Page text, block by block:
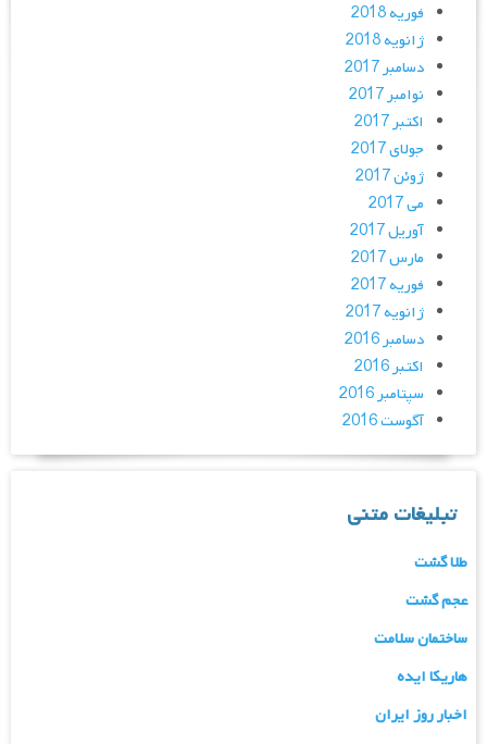
فوریه 2018
ژانویه 2018
دسامبر 2017
نوامبر 2017
اکتبر 2017
جولای 2017
ژوئن 2017
می 2017
آوریل 2017
مارس 2017
فوریه 2017
ژانویه 2017
دسامبر 2016
اکتبر 2016
سپتامبر 2016
آگوست 2016
تبلیغات متنی
طلا گشت
عجم گشت
ساختمان سلامت
هاریکا ایده
اخبار روز ایران